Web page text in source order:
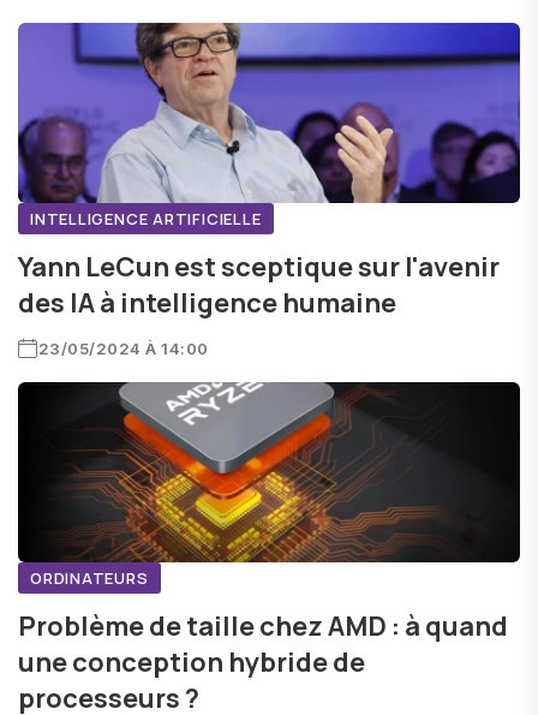
INTELLIGENCE ARTIFICIELLE
Yann LeCun est sceptique sur l'avenir
des IA à intelligence humaine
23/05/2024 À 14:00
ORDINATEURS
Problème de taille chez AMD : à quand
une conception hybride de
processeurs ?